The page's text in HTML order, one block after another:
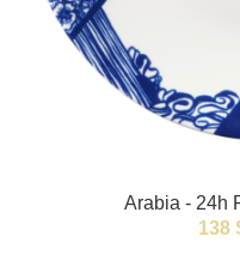
Arabia - 24h
138